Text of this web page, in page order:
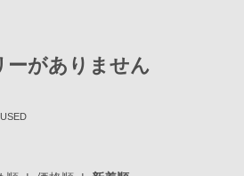
ーがありません
USED